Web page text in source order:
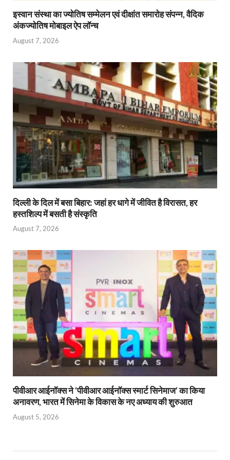
इस्वान संस्था का ज्योतिष सम्मेलन एवं दीक्षांत समारोह संपन्न, वैदिक
अंकज्योतिष मोबाइल ऐप लॉन्च
August 7, 2026
दिल्ली के दिल में बसा बिहार: जहां हर धागे में जीवित है विरासत, हर
हस्तशिल्प में बसती है संस्कृति
August 7, 2026
पीवीआर आईनॉक्स ने ‘पीवीआर आईनॉक्स स्मार्ट सिनेमाज’ का किया
अनावरण, भारत में सिनेमा के विकास के नए अध्याय की शुरुआत
August 5, 2026